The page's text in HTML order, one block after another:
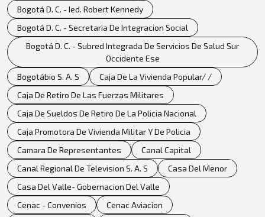
Bogotá D. C. - Ied. Robert Kennedy
Bogotá D. C. - Secretaria De Integracion Social
Bogotá D. C. - Subred Integrada De Servicios De Salud Sur
Occidente Ese
Bogotábio S. A. S
Caja De La Vivienda Popular/ /
Caja De Retiro De Las Fuerzas Militares
Caja De Sueldos De Retiro De La Policia Nacional
Caja Promotora De Vivienda Militar Y De Policia
Camara De Representantes
Canal Capital
Canal Regional De Television S. A. S
Casa Del Menor
Casa Del Valle- Gobernacion Del Valle
Cenac - Convenios
Cenac Aviacion